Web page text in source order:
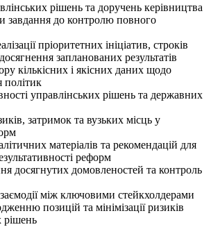
рішень та доручень керівництва
завдання до контролю повного
пріоритетних ініціатив, строків
запланованих результатів
кількісних і якісних даних щодо
політик
управлінських рішень та державних
затримок та вузьких місць у
матеріалів та рекомендацій для
реформ
досягнутих домовленостей та контроль
між ключовими стейкхолдерами
позицій та мінімізації ризиків
рішень